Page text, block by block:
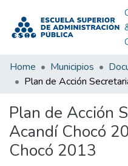
Home Municipios
Plan de Acción
Acandí Chocó
Chocó 2013